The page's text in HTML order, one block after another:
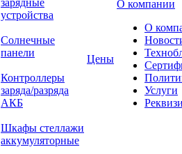
зарядные
устройства
Солнечные
панели
Контроллеры
заряда/разряда
АКБ
Шкафы стеллажи
аккумуляторные
Цены
О компании
О
Услуги